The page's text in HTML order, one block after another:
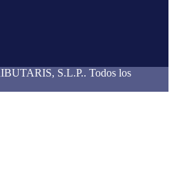
S.L.P.. Todos los